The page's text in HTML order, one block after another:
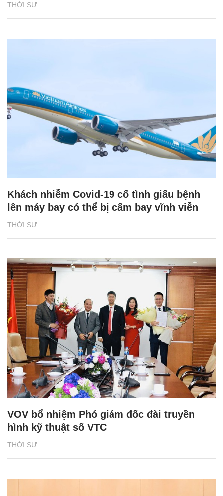
THỜI SỰ
THỜI SỰ
Khách nhiễm Covid-19 cố tình giấu bệnh
lên máy bay có thể bị cấm bay vĩnh viễn
THỜI SỰ
VOV bổ nhiệm Phó giám đốc đài truyền
hình kỹ thuật số VTC